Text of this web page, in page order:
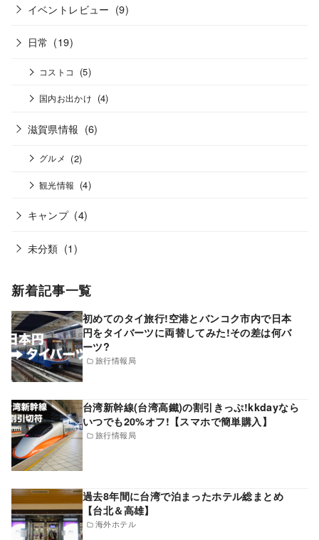
イベントレビュー (9)
日常 (19)
コストコ (5)
国内お出かけ (4)
滋賀県情報 (6)
グルメ (2)
観光情報 (4)
キャンプ (4)
未分類 (1)
新着記事一覧
旅行情報局
初めてのタイ旅行!空港とバンコク市内で日本
円をタイバーツに両替してみた!その差は何バ
ーツ?
旅行情報局
台湾新幹線(台湾高鐵)の割引きっぷ!kkdayなら
いつでも20%オフ!【スマホで簡単購入】
海外ホテル
過去8年間に台湾で泊まったホテル総まとめ
【台北＆高雄】